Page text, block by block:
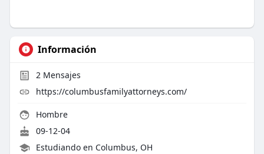
Información
2Mensajes
https://columbusfamilyattorneys.com/
Hombre
09-12-04
Estudiando en Columbus, OH